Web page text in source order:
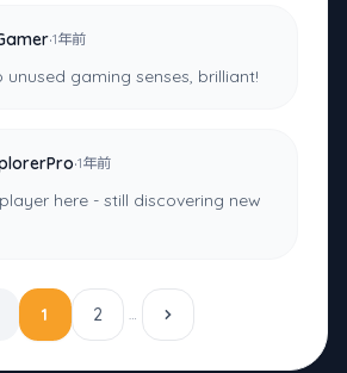
·1年前
unused gaming senses, brilliant!
·1年前
here - still discovering new
1 2 …